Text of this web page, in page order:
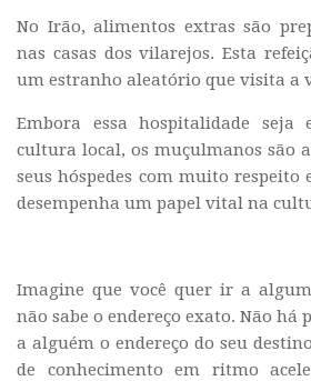
No Irão, alimentos extras são
nas casas dos vilarejos. Esta
um estranho aleatório que visita a
Embora essa hospitalidade seja
cultura local, os muçulmanos são
seus hóspedes com muito respeito
desempenha um papel vital na
Imagine que você quer ir a
não sabe o endereço exato. Não há
a alguém o endereço do seu
de conhecimento em ritmo